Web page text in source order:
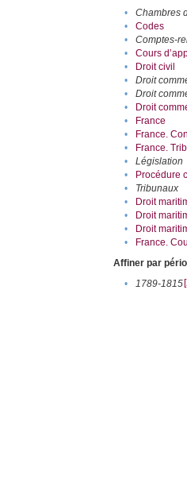
•
Chambres
•
Codes
•
Comptes-
•
Cours
•
Droit civil
•
Droit
•
Droit
•
Droit
•
France
•
France.
•
France.
•
Législation
•
Procédure
•
Tribunaux
•
Droit
•
Droit
•
Droit
•
France.
Affiner par
•
1789-1815